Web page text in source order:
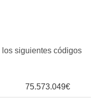
los siguientes códigos
75.573.049€